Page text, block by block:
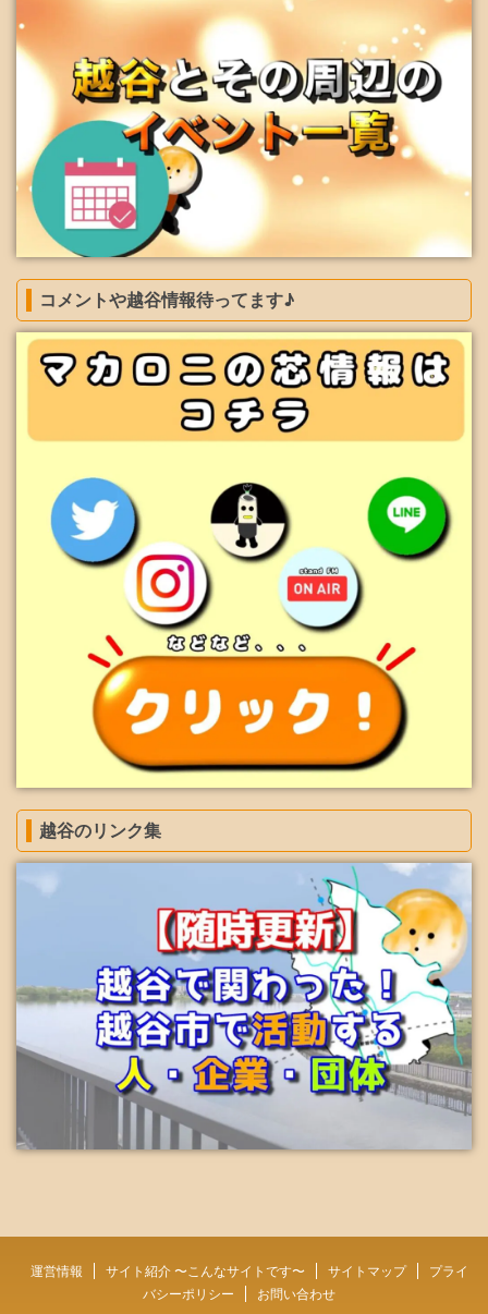
コメントや越谷情報待ってます♪
越谷のリンク集
運営情報 サイト紹介 〜こんなサイトです〜 サイトマップ
プライ
バシーポリシー
お問い合わせ